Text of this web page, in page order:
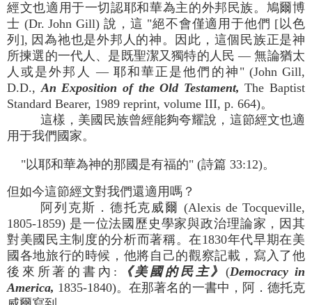
經文也適用于一切認耶和華為主的外邦民族。鳩爾博
士 (Dr. John Gill) 說，這 "絕不會僅適用于他們 [以色
列], 因為祂也是外邦人的神。因此，這個民族正是神
所揀選的一代人、是既聖潔又獨特的人民 — 無論猶太
人或是外邦人 — 耶和華正是他們的神" (John Gill,
D.D.,An Exposition of the Old Testament, The Baptist
Standard Bearer, 1989 reprint, volume III, p. 664)。
這樣，美國民族曾經能夠夸耀說，這節經文也適
用于我們國家。
"以耶和華為神的那國是有福的" (詩篇 33:12)。
但如今這節經文對我們還適用嗎？
阿列克斯．德托克威爾 (Alexis de Tocqueville,
1805-1859) 是一位法國歷史學家與政治理論家，因其
對美國民主制度的分析而著稱。在1830年代早期在美
國各地旅行的時候，他將自己的觀察記載，寫入了他
後來所著的書內: 《美國的民主》(Democracy in
America, 1835-1840)。在那著名的一書中，阿．德托克